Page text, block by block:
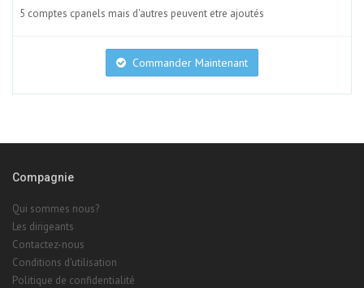
5 comptes cpanels mais d'autres peuvent etre ajoutés
Commander Maintenant
Compagnie
Qui sommes nous?
Les dirigeants
Contactez-nous
Conditions d'utilisation
Politique de confidentialité